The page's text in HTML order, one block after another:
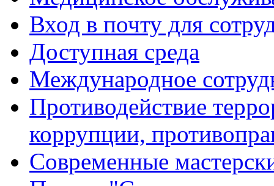
Вход в почту для
Доступная среда
Международное
Противодействие
коррупции,
Современные